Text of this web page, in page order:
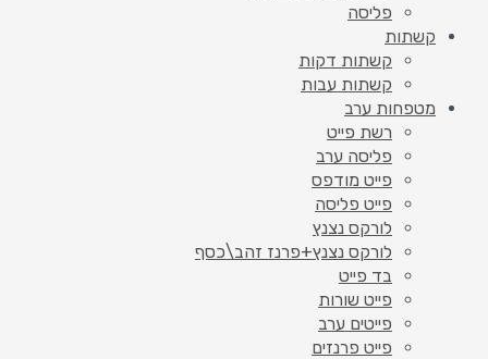
פליסה
קשתות
קשתות דקות
קשתות עבות
מטפחות ערב
רשת פייט
פליסה ערב
פייט מודפס
פייט פליסה
לורקס נצנץ
לורקס נצנץ+פרנז זהב\כסף
בד פייט
פייט שורות
פייטים ערב
פייט פרנזים